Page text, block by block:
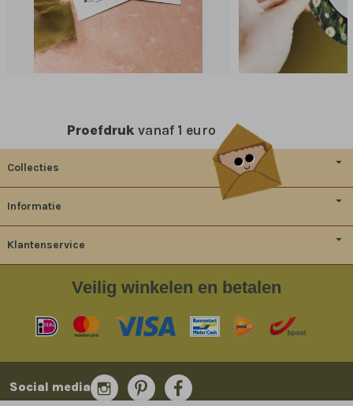
Proefdruk vanaf 1 euro
Collecties
Informatie
Klantenservice
Veilig winkelen en betalen
Social media